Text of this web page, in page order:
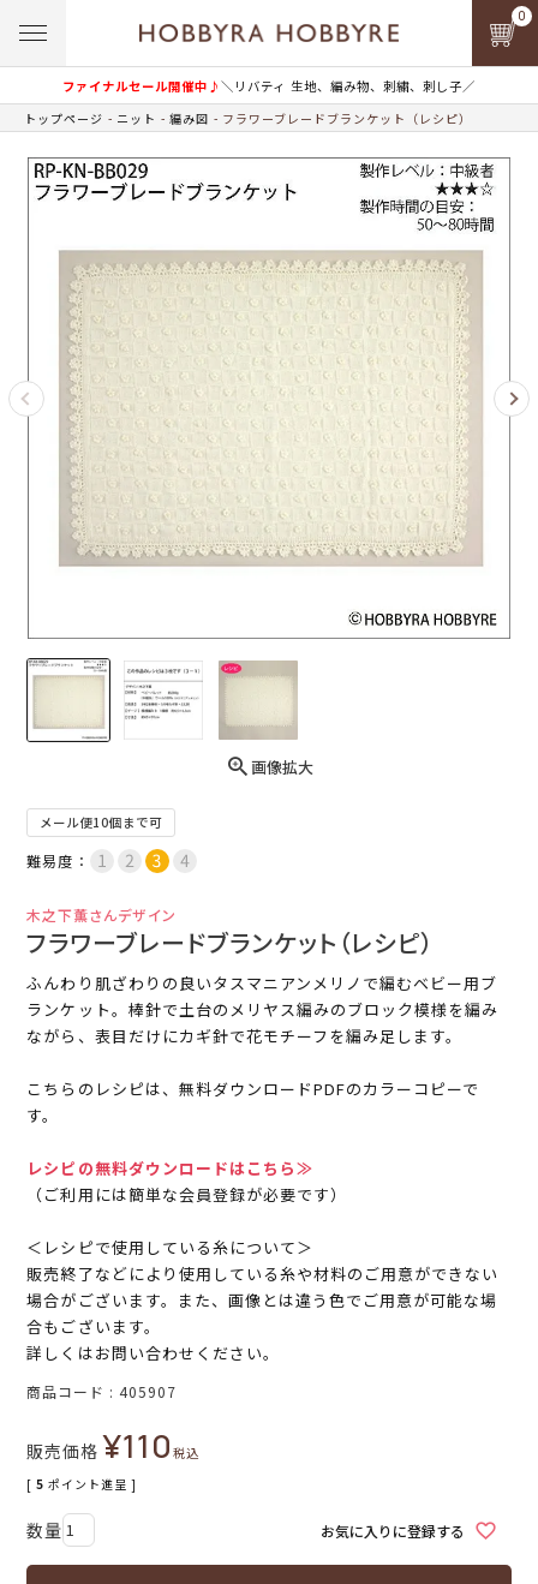
ファイナルセール開催中♪＼リバティ 生地、編み物、刺繍、刺し子／
0
トップページ ニット 編み図 フラワーブレードブランケット（レシピ）
画像拡大
メール便10個まで可
難易度：
木之下薫さんデザイン
フラワーブレードブランケット（レシピ）
ふんわり肌ざわりの良いタスマニアンメリノで編むベビー用ブ
ランケット。棒針で土台のメリヤス編みのブロック模様を編み
ながら、表目だけにカギ針で花モチーフを編み足します。
こちらのレシピは、無料ダウンロードPDFのカラーコピーで
す。
レシピの無料ダウンロードはこちら≫
（ご利用には簡単な会員登録が必要です）
＜レシピで使用している糸について＞
販売終了などにより使用している糸や材料のご用意ができない
場合がございます。また、画像とは違う色でご用意が可能な場
合もございます。
詳しくはお問い合わせください。
商品コード 405907
販売価格 ¥110税込
[ 5 ポイント進呈 ]
お気に入りに登録する